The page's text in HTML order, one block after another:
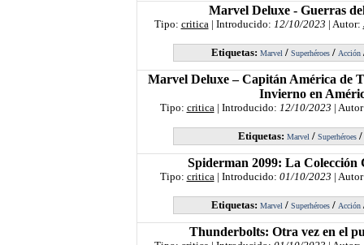
Marvel Deluxe - Guerras
Tipo: critica| Introducido: 12/10/2023 | Autor:
Etiquetas: Marvel/ Superhéroes/ Acción
Marvel Deluxe – Capitán América de
Invierno en
Tipo: critica| Introducido: 12/10/2023 |
Etiquetas: Marvel/ Superhéroes/
Spiderman 2099: La Colección
Tipo: critica| Introducido: 01/10/2023 |
Etiquetas: Marvel/ Superhéroes/ Acción
Thunderbolts: Otra vez en el